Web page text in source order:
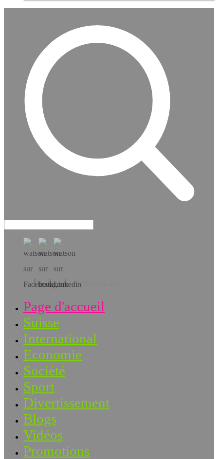
Téléchargez l’app!
Page d'accueil
Suisse
International
Economie
Société
Sport
Divertissement
Blogs
Vidéos
Promotions